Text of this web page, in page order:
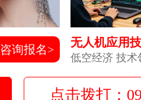
咨询报名>
无人机应用
低空经济 技术
点击拨打：